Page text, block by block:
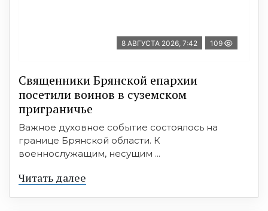
8 АВГУСТА 2026, 7:42 109
Священники Брянской епархии
посетили воинов в суземском
приграничье
Важное духовное событие состоялось на
границе Брянской области. К
военнослужащим, несущим ...
Читать далее